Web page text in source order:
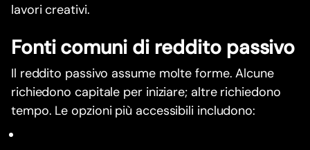
lavori creativi.
Fonti comuni di reddito passivo
Il reddito passivo assume molte forme. Alcune
richiedono capitale per iniziare; altre richiedono
tempo. Le opzioni più accessibili includono: